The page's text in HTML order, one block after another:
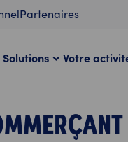
Partenaires
Solutions Votre